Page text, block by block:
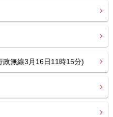
政無線3月16日11時15分)